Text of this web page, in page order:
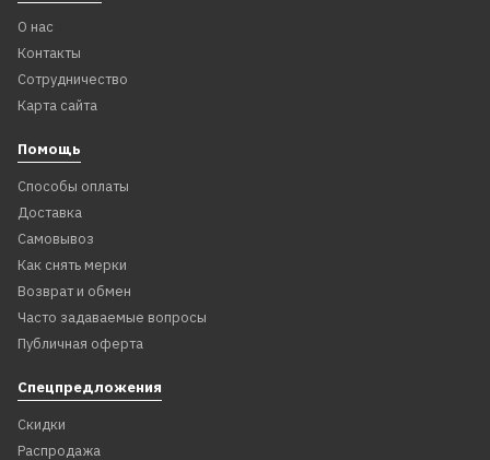
О нас
Контакты
Сотрудничество
Карта сайта
Помощь
Способы оплаты
Доставка
Самовывоз
Как снять мерки
Возврат и обмен
Часто задаваемые вопросы
Публичная оферта
Спецпредложения
Скидки
Распродажа